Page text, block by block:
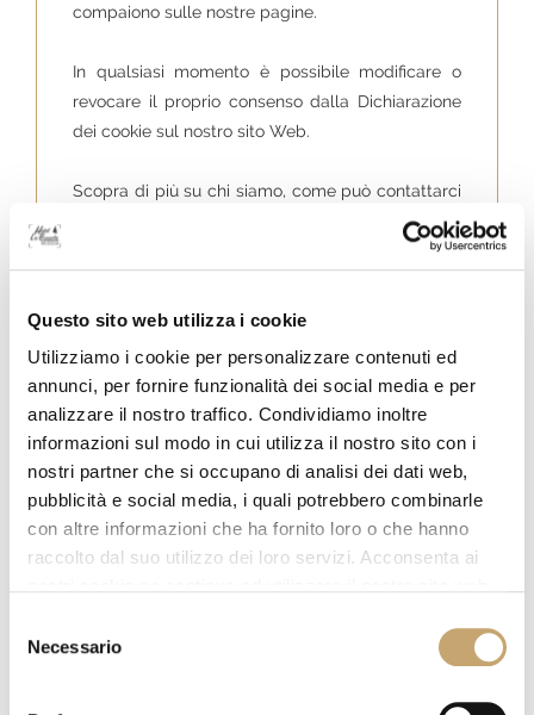
Questo sito web utilizza i cookie
Utilizziamo i cookie per personalizzare contenuti ed
annunci, per fornire funzionalità dei social media e per
analizzare il nostro traffico. Condividiamo inoltre
informazioni sul modo in cui utilizza il nostro sito con i
nostri partner che si occupano di analisi dei dati web,
pubblicità e social media, i quali potrebbero combinarle
con altre informazioni che ha fornito loro o che hanno
raccolto dal suo utilizzo dei loro servizi. Acconsenta ai
delNecessario
compaiono sulle nostre pagine.
In qualsiasi momento è possibile modificare o
revocare il proprio consenso dalla Dichiarazione
dei cookie sul nostro sito Web.
Scopra di più su chi siamo, come può contattarci
e come trattiamo i dati personali nella nostra
www.labussoladimuggia.it
Il tuo stato attuale: Rifiuta.
Modifica consenso
Dichiarazione Cookie aggiornata l'ultima volta il
31/07/2026 daCookiebot:
Necessario (2)
rendere fruibile un sito web abilitando le
funzioni di base come la navigazione della